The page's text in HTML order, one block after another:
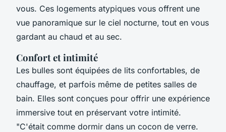
vous. Ces logements atypiques vous offrent une
vue panoramique sur le ciel nocturne, tout en vous
gardant au chaud et au sec.
Confort et intimité
Les bulles sont équipées de lits confortables, de
chauffage, et parfois même de petites salles de
bain. Elles sont conçues pour offrir une expérience
immersive tout en préservant votre intimité.
"C'était comme dormir dans un cocon de verre.